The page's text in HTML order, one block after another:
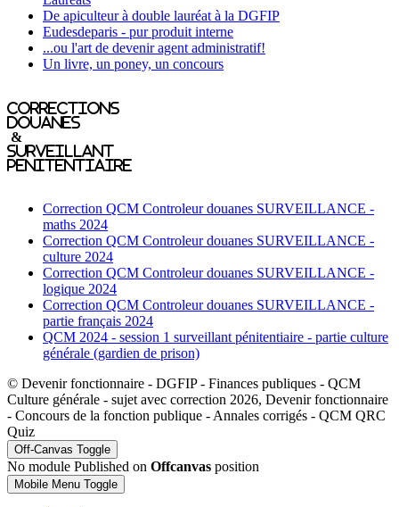
De apiculteur à double lauréat à la DGFIP
Eudesdeparis - pur produit interne
...ou l'art de devenir agent administratif!
Un livre, un poney, un concours
Corrections
Douanes
&
Surveillant
penitentiaire
Correction QCM Controleur douanes SURVEILLANCE -
maths 2024
Correction QCM Controleur douanes SURVEILLANCE -
culture 2024
Correction QCM Controleur douanes SURVEILLANCE -
logique 2024
Correction QCM Controleur douanes SURVEILLANCE -
partie français 2024
QCM 2024 - session 1 surveillant pénitentiaire - partie culture
générale (gardien de prison)
© Devenir fonctionnaire - DGFIP - Finances publiques - QCM
Culture générale - sujet avec correction 2026, Devenir fonctionnaire
- Concours de la fonction publique - Annales corrigés - QCM QRC
Quiz
Off-Canvas Toggle
No module Published on Offcanvas position
Mobile Menu Toggle